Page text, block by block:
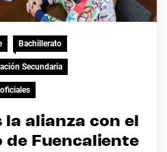
Bachillerato
Secundaria
alianza con el
Fuencaliente